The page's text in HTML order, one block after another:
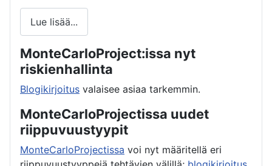
Lue lisää...
MonteCarloProject:issa nyt
riskienhallinta
Blogikirjoitus valaisee asiaa tarkemmin.
MonteCarloProjectissa uudet
riippuvuustyypit
MonteCarloProjectissa voi nyt määritellä eri